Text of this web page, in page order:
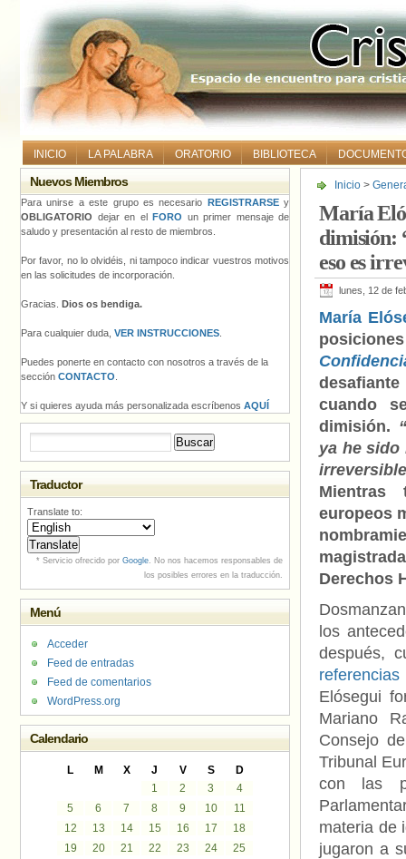
INICIO LA PALABRA ORATORIO BIBLIOTECA
Inicio >
María
dimisión:
eso es
lunes, 12 de
María
cuando
dimisión.
ya he sido
Mientras
europeos
Derechos
los
después,
Elósegui
Mariano
Consejo
Tribunal
con las
materia de
jugaron a
Nuevos Miembros
Para unirse a este grupo es necesario REGISTRARSEy
OBLIGATORIO dejar en el FORO un primer mensaje de
saludo y presentación al resto de miembros.
Por favor, no lo olvidéis, ni tampoco indicar vuestros motivos
en las solicitudes de incorporación.
Gracias. Dios os bendiga.
Para cualquier duda, VER INSTRUCCIONES
Puedes ponerte en contacto con nosotros a través de la
sección CONTACTO
Y si quieres ayuda más personalizada escríbenos AQUÍ
Traductor
Translate to:
* Servicio ofrecido por Google. No nos hacemos responsables de
los posibles errores en la traducción.
Menú
Acceder
Feed de entradas
Feed de comentarios
WordPress.org
Calendario
L M X J V S
D
1
2 3
4
5
6 7 8 9 10
11
12
13 14 15 16 17
18
19
20 21 22 23 24
25